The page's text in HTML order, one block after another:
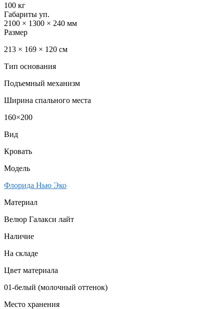
100 кг
Габариты уп.
2100 × 1300 × 240 мм
Размер
213 × 169 × 120 см
Тип основания
Подъемный механизм
Ширина спального места
160×200
Вид
Кровать
Модель
Флорида Нью Эко
Материал
Велюр Галакси лайт
Наличие
На складе
Цвет материала
01-белый (молочный оттенок)
Место хранения